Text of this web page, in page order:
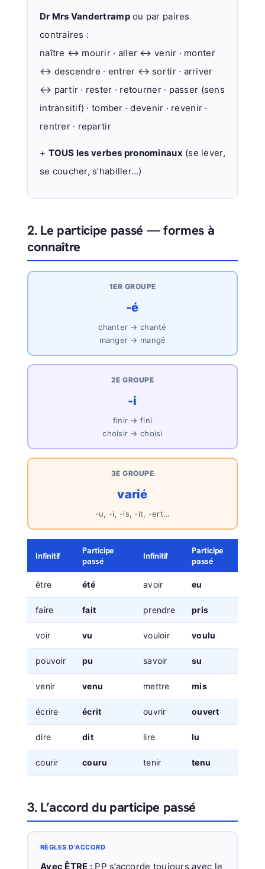
Dr Mrs Vandertrampou par paires
contraires :
naître ↔ mourir · aller ↔ venir · monter
↔ descendre · entrer ↔ sortir · arriver
↔ partir · rester · retourner · passer (sens
intransitif) · tomber · devenir · revenir ·
rentrer · repartir
+ TOUS les verbes pronominaux (se lever,
se coucher, s’habiller…)
2. Le participe passé — formes à
connaître
1ER GROUPE
-é
chanter → chanté
manger → mangé
2E GROUPE
-i
finir → fini
choisir → choisi
3E GROUPE
varié
-u, -i, -is, -it, -ert…
Infinitif
Participe
passé
Infinitif
Participe
passé
être été avoir eu
faire fait prendre pris
voir vu vouloir voulu
pouvoir pu savoir su
venir venu mettre mis
écrire écrit ouvrir ouvert
dire dit lire lu
courir couru tenir tenu
3. L’accord du participe passé
RÈGLES D’ACCORD
Avec ÊTRE :PP s’accorde toujours avec le